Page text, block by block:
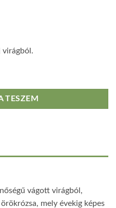
virágból.
TESZEM
vágott virágból,
mely évekig képes